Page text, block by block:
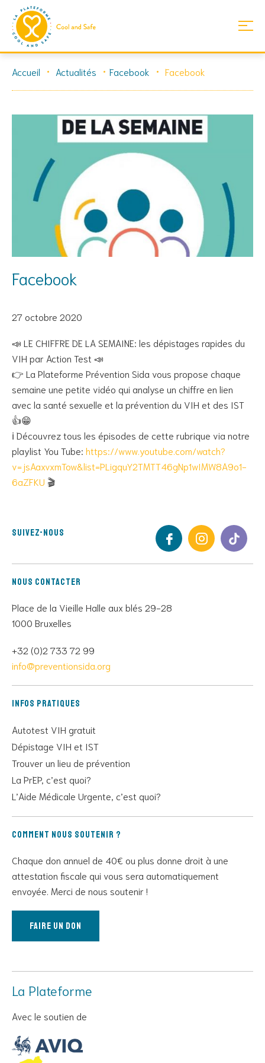
Accueil Actualités Facebook Facebook
Facebook
27 octobre 2020
📣 LE CHIFFRE DE LA SEMAINE: les dépistages rapides du
VIH par Action Test 📣
👉 La Plateforme Prévention Sida vous propose chaque
semaine une petite vidéo qui analyse un chiffre en lien
avec la santé sexuelle et la prévention du VIH et des IST
👍😁
ℹ️ Découvrez tous les épisodes de cette rubrique via notre
playlist You Tube: https://www.youtube.com/watch?
v=jsAaxvxmTow&list=PLigquY2TMTT46gNp1wIMW8A9o1-
6aZFKU 🎬
Suivez-nous
Nous contacter
Place de la Vieille Halle aux blés 29-28
1000 Bruxelles
+32 (0)2 733 72 99
info@preventionsida.org
Infos pratiques
Autotest VIH gratuit
Dépistage VIH et IST
Trouver un lieu de prévention
La PrEP, c’est quoi?
L’Aide Médicale Urgente, c’est quoi?
Comment nous soutenir ?
Chaque don annuel de 40€ ou plus donne droit à une
attestation fiscale qui vous sera automatiquement
envoyée. Merci de nous soutenir !
Faire un don
La Plateforme
Avec le soutien de